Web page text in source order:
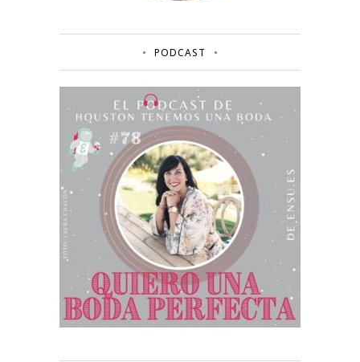
PODCAST